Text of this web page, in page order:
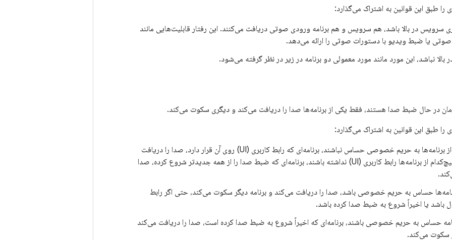
را طبق این قوانین به اشتراک می‌گذارد:
سرویس در بالا باشد، هم سرویس و هم برنامه ورودی صوتی دریافت می‌کنند. این رفتار قابلیت‌هایی مانند
یا ضبط ویدیو با دستورات صوتی را ارائه می‌دهد.
نباشد، این مورد مانند مورد معمولی دو برنامه در زیر در نظر گرفته می‌شود.
در حال ضبط صدا هستند، فقط یکی از برنامه‌ها صدا را دریافت می‌کند و دیگری سکوت می‌کند.
را طبق این قوانین به اشتراک می‌گذارد:
اگر هیچ‌کدام از برنامه‌ها به حریم خصوصی حساس نباشند، برنامه‌ای که رابط کاربری (UI) روی آن قرار دارد، صدا را دریافت
می‌کند. اگر هیچ‌کدام از برنامه‌ها رابط کاربری (UI) نداشته باشند، برنامه‌ای که ضبط صدا را از همه جدیدتر شروع کرده، صدا
حساس به حریم خصوصی باشد، صدا را دریافت می‌کند و برنامه دیگر سکوت می‌کند، حتی اگر رابط
باشد یا اخیراً شروع به ضبط صدا کرده باشد.
حساس به حریم خصوصی باشند، برنامه‌ای که اخیراً شروع به ضبط صدا کرده است، صدا را دریافت می‌کند
سکوت می‌کند.